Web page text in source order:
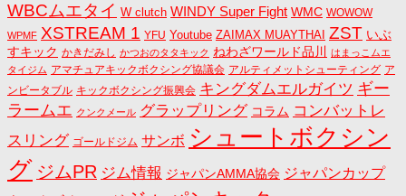
WBCムエタイ W clutch WINDY Super Fight WMC WOWOW
WPMF XSTREAM 1 YFU Youtube ZAIMAX MUAYTHAI ZST いぶ
すキック かきだみし かつおのタタキック ねわざワールド品川
はまっこムエ
タイジム アマチュアキックボクシング協議会 アルティメットシューティング ア
ンビータブル キックボクシング振興会 キングダムエルガイツ ギー
ラームエ クンクメール グラップリング コラム コンバットレ
スリング ゴールドジム サンボ シュートボクシン
グ ジムPR ジム情報 ジャパンAMMA協会 ジャパンカップ